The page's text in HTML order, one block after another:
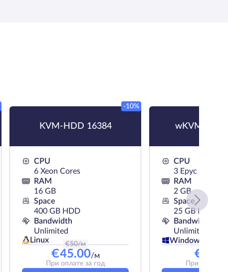
KVM-HDD 16384
-10%
CPU
6 Xeon Cores
RAM
16 GB
Space
400 GB HDD
Bandwidth
Unlimited
Linux
€50/м
€45.00/м
При оплате за год
wKVM-
CPU
3 Epyc Cores
RAM
2 GB
Space
25 GB NVMe
Bandwidth
Unlimited
Windows
€
При оплате